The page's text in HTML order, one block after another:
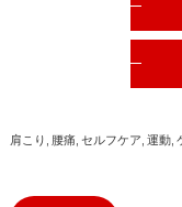
肩こり 腰痛 セルフケア 運動